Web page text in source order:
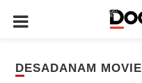
DESADANAM MOVIE